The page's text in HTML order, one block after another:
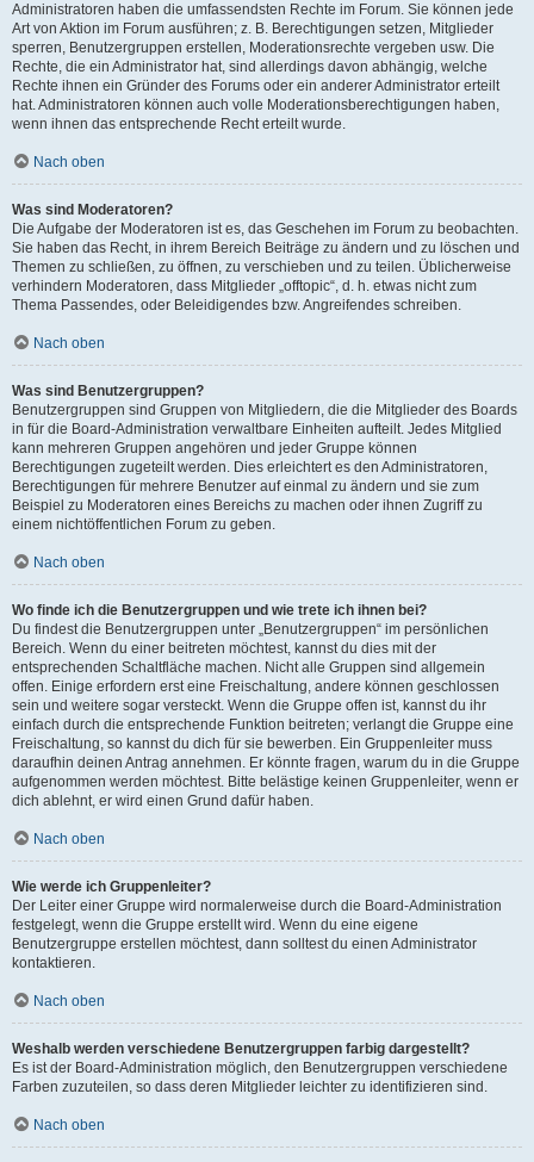
Administratoren haben die umfassendsten Rechte im Forum. Sie können jede
Art von Aktion im Forum ausführen; z. B. Berechtigungen setzen, Mitglieder
sperren, Benutzergruppen erstellen, Moderationsrechte vergeben usw. Die
Rechte, die ein Administrator hat, sind allerdings davon abhängig, welche
Rechte ihnen ein Gründer des Forums oder ein anderer Administrator erteilt
hat. Administratoren können auch volle Moderationsberechtigungen haben,
wenn ihnen das entsprechende Recht erteilt wurde.
Nach oben
Was sind Moderatoren?
Die Aufgabe der Moderatoren ist es, das Geschehen im Forum zu beobachten.
Sie haben das Recht, in ihrem Bereich Beiträge zu ändern und zu löschen und
Themen zu schließen, zu öffnen, zu verschieben und zu teilen. Üblicherweise
verhindern Moderatoren, dass Mitglieder „offtopic“, d. h. etwas nicht zum
Thema Passendes, oder Beleidigendes bzw. Angreifendes schreiben.
Nach oben
Was sind Benutzergruppen?
Benutzergruppen sind Gruppen von Mitgliedern, die die Mitglieder des Boards
in für die Board-Administration verwaltbare Einheiten aufteilt. Jedes Mitglied
kann mehreren Gruppen angehören und jeder Gruppe können
Berechtigungen zugeteilt werden. Dies erleichtert es den Administratoren,
Berechtigungen für mehrere Benutzer auf einmal zu ändern und sie zum
Beispiel zu Moderatoren eines Bereichs zu machen oder ihnen Zugriff zu
einem nichtöffentlichen Forum zu geben.
Nach oben
Wo finde ich die Benutzergruppen und wie trete ich ihnen bei?
Du findest die Benutzergruppen unter „Benutzergruppen“ im persönlichen
Bereich. Wenn du einer beitreten möchtest, kannst du dies mit der
entsprechenden Schaltfläche machen. Nicht alle Gruppen sind allgemein
offen. Einige erfordern erst eine Freischaltung, andere können geschlossen
sein und weitere sogar versteckt. Wenn die Gruppe offen ist, kannst du ihr
einfach durch die entsprechende Funktion beitreten; verlangt die Gruppe eine
Freischaltung, so kannst du dich für sie bewerben. Ein Gruppenleiter muss
daraufhin deinen Antrag annehmen. Er könnte fragen, warum du in die Gruppe
aufgenommen werden möchtest. Bitte belästige keinen Gruppenleiter, wenn er
dich ablehnt, er wird einen Grund dafür haben.
Nach oben
Wie werde ich Gruppenleiter?
Der Leiter einer Gruppe wird normalerweise durch die Board-Administration
festgelegt, wenn die Gruppe erstellt wird. Wenn du eine eigene
Benutzergruppe erstellen möchtest, dann solltest du einen Administrator
kontaktieren.
Nach oben
Weshalb werden verschiedene Benutzergruppen farbig dargestellt?
Es ist der Board-Administration möglich, den Benutzergruppen verschiedene
Farben zuzuteilen, so dass deren Mitglieder leichter zu identifizieren sind.
Nach oben